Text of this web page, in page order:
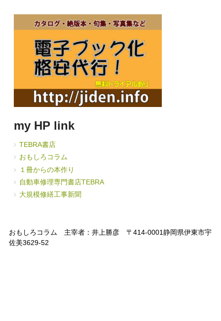
my HP link
TEBRA書店
おもしろコラム
１冊からの本作り
自動車修理専門書店TEBRA
大規模修繕工事新聞
おもしろコラム 主宰者：井上勝彦 〒414-0001静岡県伊東市宇
佐美3629-52